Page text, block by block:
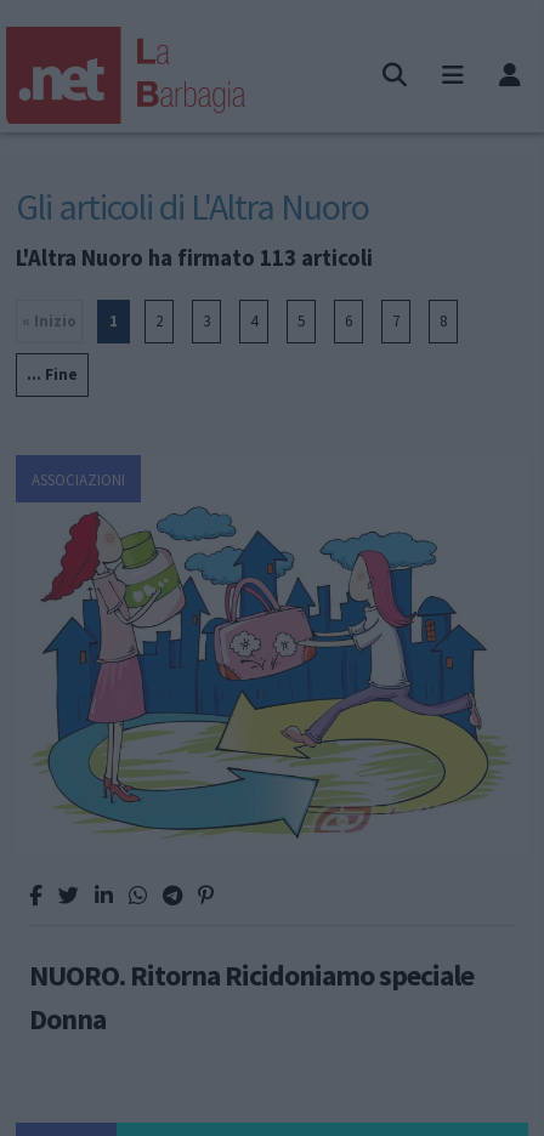
Gli articoli di L'Altra Nuoro
L'Altra Nuoro ha firmato 113 articoli
« Inizio 1 2 3 4 5 6 7 8
... Fine
ASSOCIAZIONI
NUORO. Ritorna Ricidoniamo speciale
Donna